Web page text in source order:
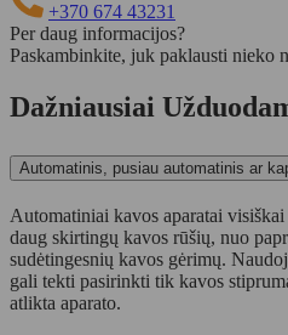
+370 674 43231
Per daug informacijos?
Paskambinkite, juk paklausti nieko
Dažniausiai
Automatiniai kavos aparatai
daug skirtingų kavos rūšių, nuo
sudėtingesnių kavos gėrimų.
gali tekti pasirinkti tik kavos
atlikta aparato.